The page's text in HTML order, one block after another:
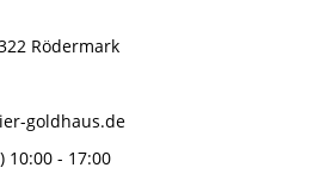
Rödermark
goldhaus.de
10:00 - 17:00